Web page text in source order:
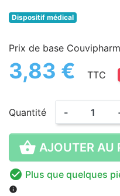
Dispositif médical
Prix de base
3,83 € TTC
Quantité -
 AJOUTER AU
 Plus que quelques
info